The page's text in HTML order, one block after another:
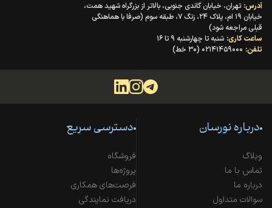
آدرس: تهران، خیابان گاندی جنوبی، بالاتر از بزرگراه شهید همت،
خیابان ۱۹ ام، پلاک ۲۴، زنگ ۷، طبقه سوم (صرفا با هماهنگی
قبلی مراجعه شود)
ساعت کاری: شنبه تا چهارشنبه ۹ تا ۱۶
تلفن: ۰۲۱۴۱۴۵۹۰۰۰ (۳۰ خط)
درباره نورسان
وبلاگ
تماس با ما
درباره ما
سوالات متداول
دسترسی سریع
فروشگاه
پروژه‌ها
فرصت‌های همکاری
دریافت نمایندگی